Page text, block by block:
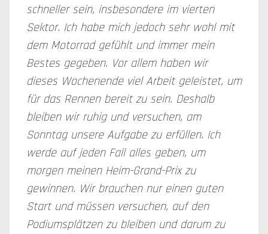
schneller sein, insbesondere im vierten
Sektor. Ich habe mich jedoch sehr wohl mit
dem Motorrad gefühlt und immer mein
Bestes gegeben. Vor allem haben wir
dieses Wochenende viel Arbeit geleistet, um
für das Rennen bereit zu sein. Deshalb
bleiben wir ruhig und versuchen, am
Sonntag unsere Aufgabe zu erfüllen. Ich
werde auf jeden Fall alles geben, um
morgen meinen Heim-Grand-Prix zu
gewinnen. Wir brauchen nur einen guten
Start und müssen versuchen, auf den
Podiumsplätzen zu bleiben und darum zu